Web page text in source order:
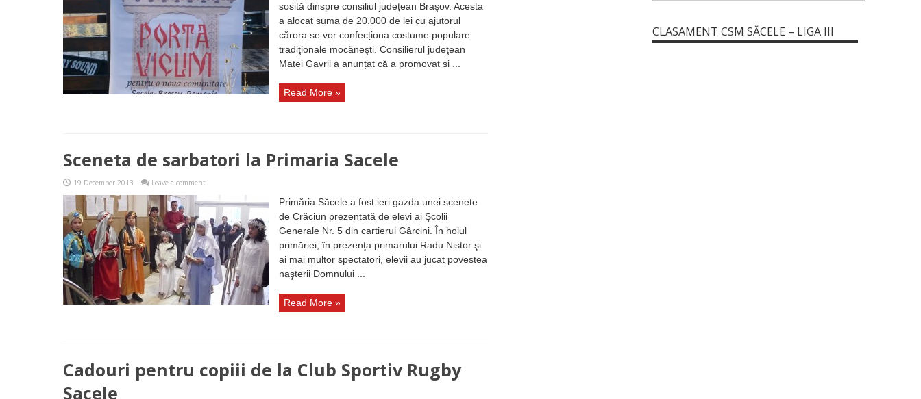
sosită dinspre consiliul judeţean Braşov. Acesta
a alocat suma de 20.000 de lei cu ajutorul
cărora se vor confecționa costume populare
tradiţionale mocăneşti. Consilierul judeţean
Matei Gavril a anunțat că a promovat și ...
Read More »
Sceneta de sarbatori la Primaria Sacele
19 December 2013 Leave a comment
Primăria Săcele a fost ieri gazda unei scenete
de Crăciun prezentată de elevi ai Şcolii
Generale Nr. 5 din cartierul Gârcini. În holul
primăriei, în prezenţa primarului Radu Nistor şi
ai mai multor spectatori, elevii au jucat povestea
naşterii Domnului ...
Read More »
Cadouri pentru copiii de la Club Sportiv Rugby
Sacele
CLASAMENT CSM SĂCELE – LIGA III